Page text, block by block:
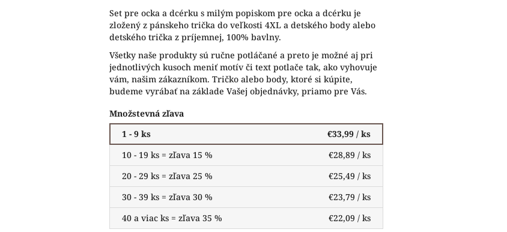
Set pre ocka a dcérku s milým popiskom pre ocka a dcérku je
zložený z pánskeho trička do veľkosti 4XL a detského body alebo
detského trička z príjemnej, 100% bavlny.
Všetky naše produkty sú ručne potláčané a preto je možné aj pri
jednotlivých kusoch meniť motív či text potlače tak, ako vyhovuje
vám, našim zákazníkom. Tričko alebo body, ktoré si kúpite,
budeme vyrábať na základe Vašej objednávky, priamo pre Vás.
Množstevná zľava
1 - 9 ks
€33,99 / ks
10 - 19 ks = zľava 15 %
€28,89 / ks
20 - 29 ks = zľava 25 %
€25,49 / ks
30 - 39 ks = zľava 30 %
€23,79 / ks
40 a viac ks = zľava 35 %
€22,09 / ks